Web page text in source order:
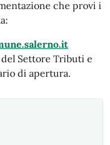
che provi i
Settore Tributi e
di apertura.